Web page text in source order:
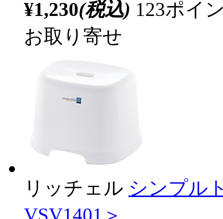
¥1,230(税込) 123ポイ
お取り寄せ
リッチェル シンプル